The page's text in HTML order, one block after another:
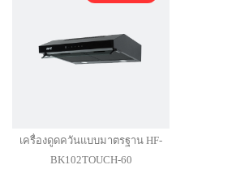
เครื่องดูดควันแบบมาตรฐาน HF-
BK102TOUCH-60